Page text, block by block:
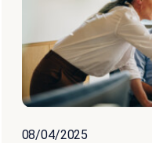
08/04/2025